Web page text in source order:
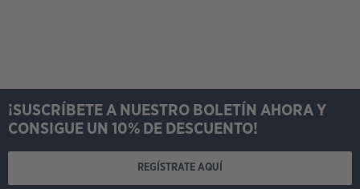
¡SUSCRÍBETE A NUESTRO BOLETÍN AHORA Y
CONSIGUE UN 10% DE DESCUENTO!
REGÍSTRATE AQUÍ